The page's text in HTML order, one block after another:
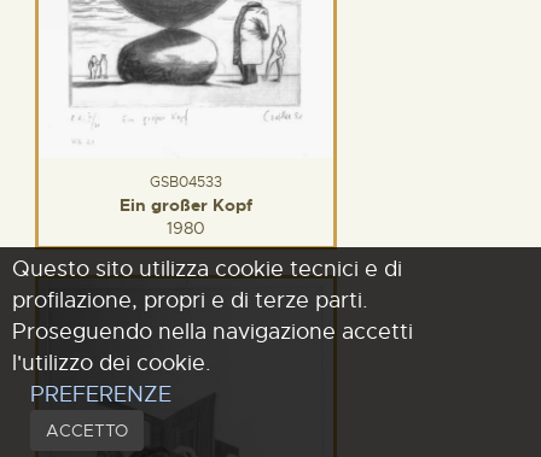
GSB04533
Ein großer Kopf
1980
Questo sito utilizza cookie tecnici e di
profilazione, propri e di terze parti.
Proseguendo nella navigazione accetti
l'utilizzo dei cookie.
PREFERENZE
ACCETTO